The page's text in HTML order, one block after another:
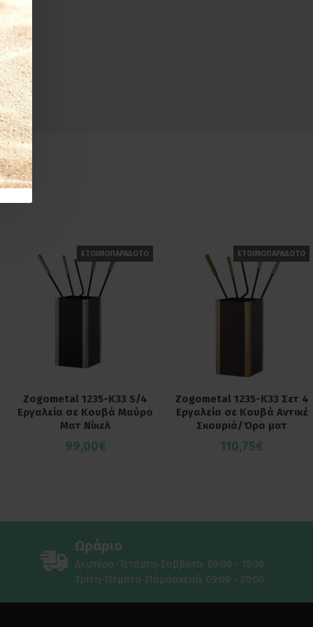
ΕΤΟΙΜΟΠΑΡΑΔΟΤΟ
Zogometal 1235-K33 S/4
Εργαλεία σε Κουβά Μαύρο
Ματ Νίκελ
99,00€
ΕΤΟΙΜΟΠΑΡΑΔΟΤΟ
Zogometal 1235-K33 Σετ 4
Εργαλεία σε Κουβά Αντικέ
Σκουριά/Όρο ματ
110,75€
Ωράριο
Δευτέρα-Τετάρτη-Σαββάτο: 09:00 - 15:30
Τρίτη-Πέμπτη-Παρασκευή: 09:00 - 20:00